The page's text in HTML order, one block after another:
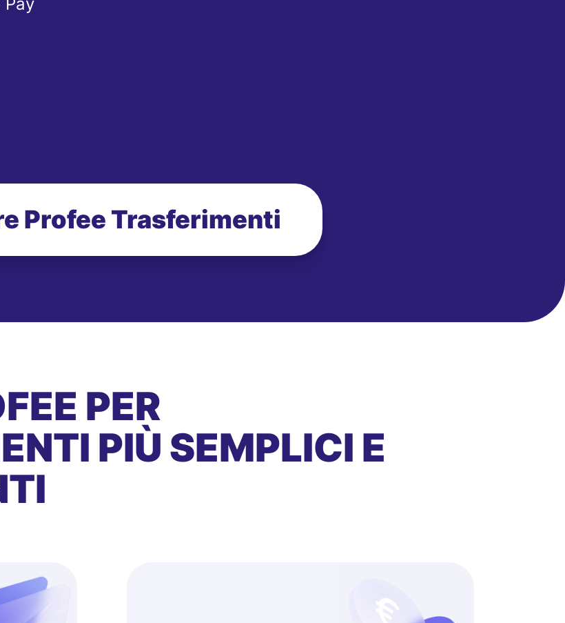
Profee Trasferimenti
PER
PIÙ SEMPLICI E